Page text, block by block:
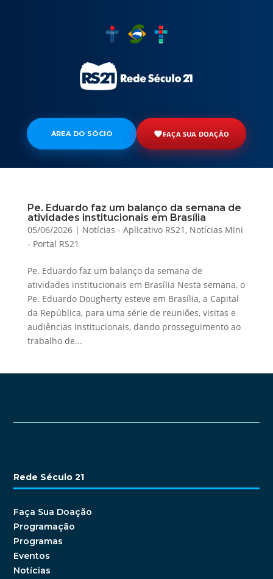
ÁREA DO SÓCIO FAÇA SUA DOAÇÃO
Pe. Eduardo faz um balanço da semana de
atividades institucionais em Brasília
05/06/2026| Notícias - Aplicativo RS21, Notícias Mini
- Portal RS21
Pe. Eduardo faz um balanço da semana de
atividades institucionais em Brasília Nesta semana, o
Pe. Eduardo Dougherty esteve em Brasília, a Capital
da República, para uma série de reuniões, visitas e
audiências institucionais, dando prosseguimento ao
trabalho de...
Rede Século 21
Faça Sua Doação
Programação
Programas
Eventos
Notícias